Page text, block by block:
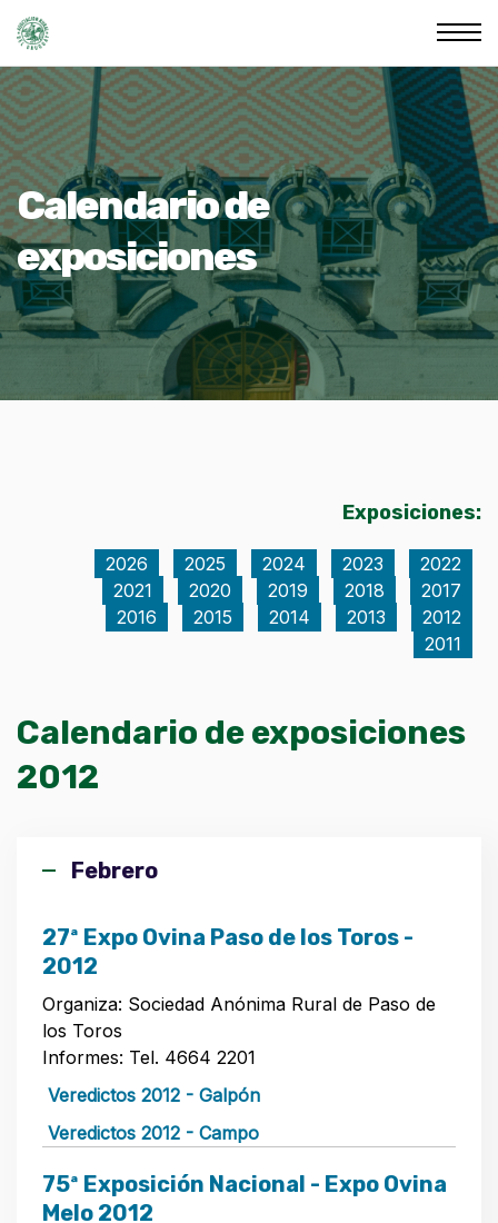
Calendario de
exposiciones
Exposiciones:
2026 2025 2024 2023
2022
2021
2020 2019 2018
2017
2016
2015 2014 2013
2012
2011
Calendario de exposiciones
2012
Febrero
27ª Expo Ovina Paso de los Toros -
2012
Organiza: Sociedad Anónima Rural de Paso de
los Toros
Informes: Tel. 4664 2201
Veredictos 2012 - Galpón
Veredictos 2012 - Campo
75ª Exposición Nacional - Expo Ovina
Melo 2012